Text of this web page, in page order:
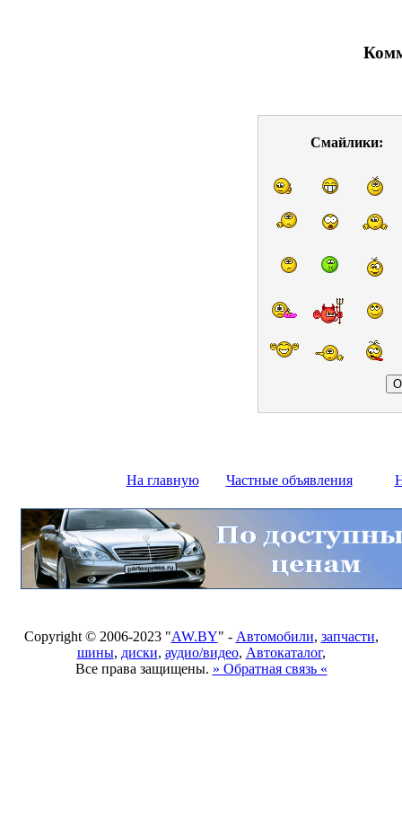
Смайлики:
На главную Частные объявления
Copyright © 2006-2023 "AW.BY" - Автомобили, запчасти,
шины, диски, аудио/видео, Автокаталог,
Все права защищены. » Обратная связь «